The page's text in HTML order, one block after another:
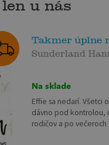
u nás
Takmer úplne
Sunderland
Na sklade
Effie sa nedarí. Všetci
dávno pod kontrolou,
rodičov a po večeroch